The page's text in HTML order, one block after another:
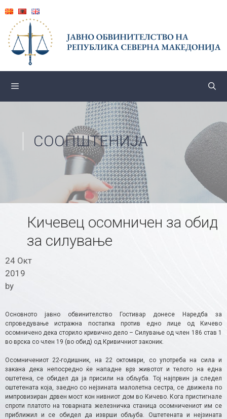
content
СООПШТЕНИЈА
Кичевец осомничен за обид
за силување
24 Окт
2019
by
Основното јавно обвинителство Гостивар донесе Наредба за
спроведување истражна постапка против едно лице од Кичево
осомничено дека сторило кривично дело – Силување од член 186 став 1
во врска со член 19 (во обид) од Кривичниот законик.
Осомничениот 22-годишник, на 22 октомври, со употреба на сила и
закана дека непосредно ќе нападне врз животот и телото на една
оштетена, се обидел да ја присили на обљуба. Тој најпрвин ја следел
оштетената која, заедно со нејзината малолетна сестра, се движела по
импровизиран дрвен мост кон нивниот дом во Кичево. Кога пристигнале
спроти платото на товарната железничка станица осомничениот им се
приближил и се обидел да изврши обљуба. Оштетената и нејзината